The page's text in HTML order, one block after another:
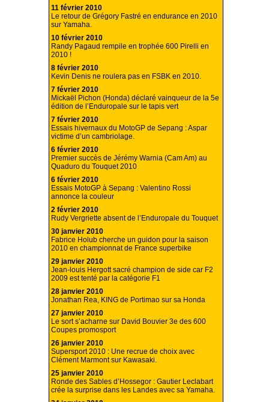
11 février 2010
Le retour de Grégory Fastré en endurance en 2010
sur Yamaha.
10 février 2010
Randy Pagaud rempile en trophée 600 Pirelli en
2010 !
8 février 2010
Kevin Denis ne roulera pas en FSBK en 2010.
7 février 2010
Mickaël Pichon (Honda) déclaré vainqueur de la 5e
édition de l’Enduropale sur le tapis vert
7 février 2010
Essais hivernaux du MotoGP de Sepang : Aspar
victime d’un cambriolage.
6 février 2010
Premier succès de Jérémy Warnia (Cam Am) au
Quaduro du Touquet 2010
6 février 2010
Essais MotoGP à Sepang : Valentino Rossi
annonce la couleur
2 février 2010
Rudy Vergriette absent de l’Enduropale du Touquet
30 janvier 2010
Fabrice Holub cherche un guidon pour la saison
2010 en championnat de France superbike
29 janvier 2010
Jean-louis Hergott sacré champion de side car F2
2009 est tenté par la catégorie F1
28 janvier 2010
Jonathan Rea, KING de Portimao sur sa Honda
27 janvier 2010
Le sort s’acharne sur David Bouvier 3e des 600
Coupes promosport
26 janvier 2010
Supersport 2010 : Une recrue de choix avec
Clément Marmont sur Kawasaki.
25 janvier 2010
Ronde des Sables d’Hossegor : Gautier Leclabart
crée la surprise dans les Landes avec sa Yamaha.